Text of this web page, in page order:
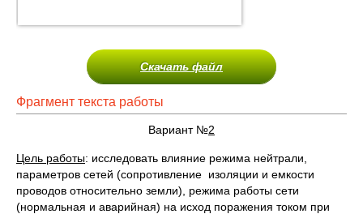
Скачать файл
Фрагмент текста работы
Вариант №2
Цель работы: исследовать влияние режима нейтрали,
параметров сетей (сопротивление изоляции и емкости
проводов относительно земли), режима работы сети
(нормальная и аварийная) на исход поражения током при